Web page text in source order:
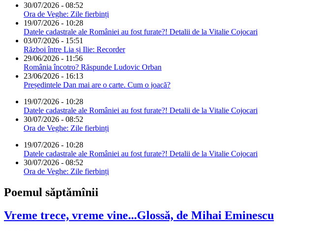
30/07/2026 - 08:52
Ora de Veghe: Zile fierbinți
19/07/2026 - 10:28
Datele cadastrale ale României au fost furate?! Detalii de la Vitalie Cojocari
03/07/2026 - 15:51
Război între Lia și Ilie: Recorder
29/06/2026 - 11:56
România încotro? Răspunde Ludovic Orban
23/06/2026 - 16:13
Președintele Dan mai are o carte. Cum o joacă?
19/07/2026 - 10:28
Datele cadastrale ale României au fost furate?! Detalii de la Vitalie Cojocari
30/07/2026 - 08:52
Ora de Veghe: Zile fierbinți
19/07/2026 - 10:28
Datele cadastrale ale României au fost furate?! Detalii de la Vitalie Cojocari
30/07/2026 - 08:52
Ora de Veghe: Zile fierbinți
Poemul săptămînii
Vreme trece, vreme vine...Glossă, de Mihai Eminescu